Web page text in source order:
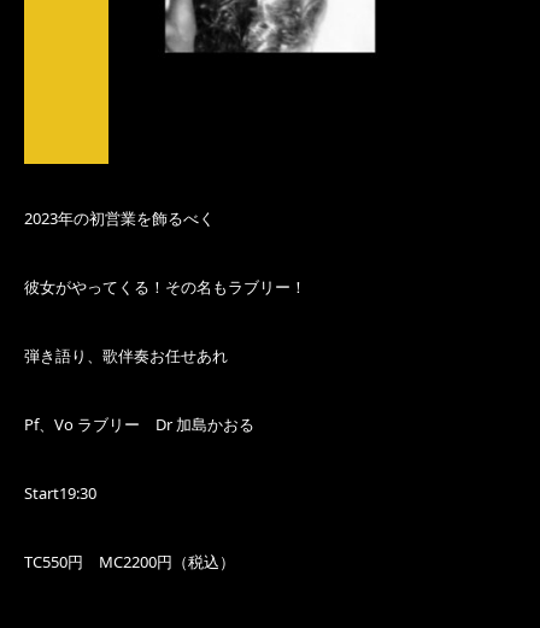
2023年の初営業を飾るべく
彼女がやってくる！その名もラブリー！
弾き語り、歌伴奏お任せあれ
Pf、Vo ラブリー Dr 加島かおる
Start19:30
TC550円 MC2200円（税込）